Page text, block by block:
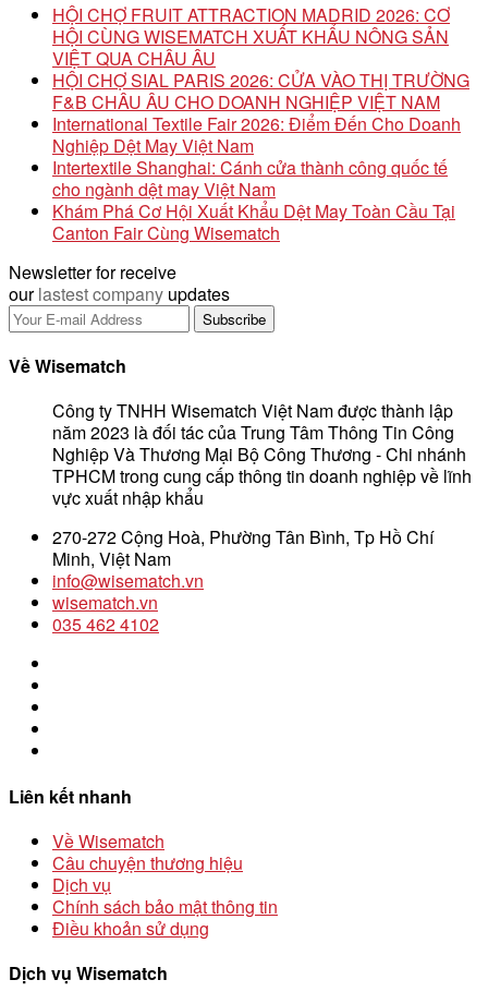
HỘI CHỢ FRUIT ATTRACTION MADRID 2026: CƠ
HỘI CÙNG WISEMATCH XUẤT KHẨU NÔNG SẢN
VIỆT QUA CHÂU ÂU
HỘI CHỢ SIAL PARIS 2026: CỬA VÀO THỊ TRƯỜNG
F&B CHÂU ÂU CHO DOANH NGHIỆP VIỆT NAM
International Textile Fair 2026: Điểm Đến Cho Doanh
Nghiệp Dệt May Việt Nam
Intertextile Shanghai: Cánh cửa thành công quốc tế
cho ngành dệt may Việt Nam
Khám Phá Cơ Hội Xuất Khẩu Dệt May Toàn Cầu Tại
Canton Fair Cùng Wisematch
Newsletter for receive
ourlastest company updates
Về Wisematch
Công ty TNHH Wisematch Việt Nam được thành lập
năm 2023 là đối tác của Trung Tâm Thông Tin Công
Nghiệp Và Thương Mại Bộ Công Thương - Chi nhánh
TPHCM trong cung cấp thông tin doanh nghiệp về lĩnh
vực xuất nhập khẩu
270-272 Cộng Hoà, Phường Tân Bình, Tp Hồ Chí
Minh, Việt Nam
info@wisematch.vn
wisematch.vn
035 462 4102
Liên kết nhanh
Về Wisematch
Câu chuyện thương hiệu
Dịch vụ
Chính sách bảo mật thông tin
Điều khoản sử dụng
Dịch vụ Wisematch